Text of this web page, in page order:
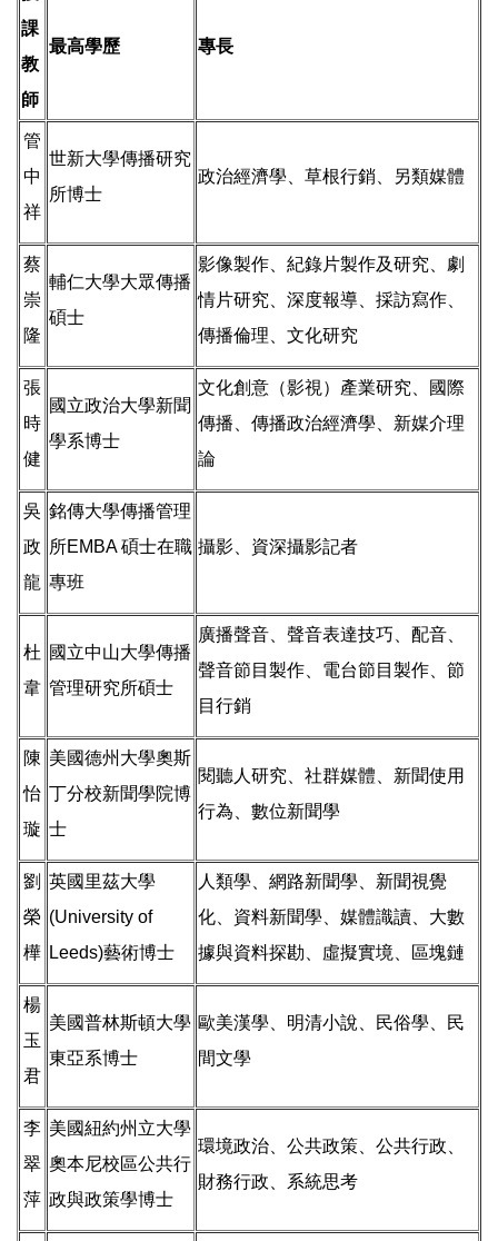
課
教
師
最高學歷 專長
管
中
祥
世新大學傳播研究
所博士
政治經濟學、草根行銷、另類媒體
蔡
崇
隆
輔仁大學大眾傳播
碩士
影像製作、紀錄片製作及研究、劇
情片研究、深度報導、採訪寫作、
傳播倫理、文化研究
張
時
健
國立政治大學新聞
學系博士
文化創意（影視）產業研究、國際
傳播、傳播政治經濟學、新媒介理
論
吳
政
龍
銘傳大學傳播管理
所EMBA 碩士在職
專班
攝影、資深攝影記者
杜
韋
國立中山大學傳播
管理研究所碩士
廣播聲音、聲音表達技巧、配音、
聲音節目製作、電台節目製作、節
目行銷
陳
怡
璇
美國德州大學奧斯
丁分校新聞學院博
士
閱聽人研究、社群媒體、新聞使用
行為、數位新聞學
劉
榮
樺
英國里茲大學
(University of
Leeds)藝術博士
人類學、網路新聞學、新聞視覺
化、資料新聞學、媒體識讀、大數
據與資料探勘、虛擬實境、區塊鏈
楊
玉
君
美國普林斯頓大學
東亞系博士
歐美漢學、明清小說、民俗學、民
間文學
李
翠
萍
美國紐約州立大學
奧本尼校區公共行
政與政策學博士
環境政治、公共政策、公共行政、
財務行政、系統思考